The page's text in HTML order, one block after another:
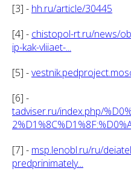
[3] - hh.ru/article/30445
[4] - chistopol-rt.ru/news/
ip-kak-vliiaet-...
[5] -
[6] -
tadviser.ru/index.php/
[7] - msp.lenobl.ru/ru/
predprinimately...